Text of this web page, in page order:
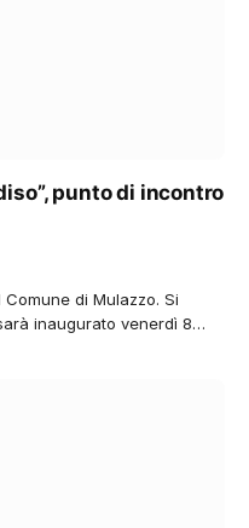
punto di incontro
di Mulazzo. Si
inaugurato venerdì 8…